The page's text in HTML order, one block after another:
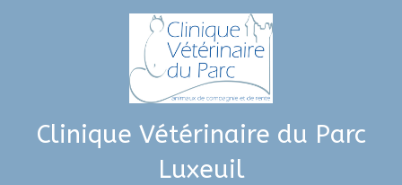
Clinique Vétérinaire du Parc
Luxeuil